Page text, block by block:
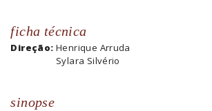
ficha técnica
Direção: Henrique Arruda
Sylara Silvério
sinopse